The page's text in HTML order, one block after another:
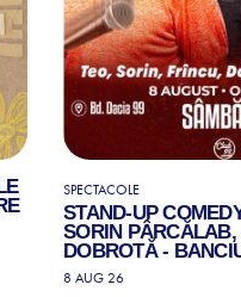
SPECTACOLE
STAND-UP
SORIN PÂRCĂLAB,
DOBROTĂ -
8 AUG 26